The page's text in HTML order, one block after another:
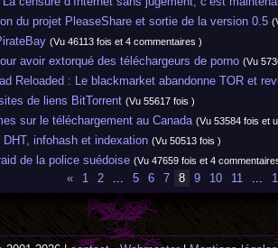
du projet PleaseShare et sortie de la version 0.5
(Vu 46113 fois et 4 commentaires )
avoir extorqué des téléchargeurs de porno (Vu
Reloaded : Le blackmarket abandonne TOR et
de liens BitTorrent (Vu 55617 fois )
sur le téléchargement au Canada (Vu 53584 fois et
infohash et indexation (Vu 50513 fois )
de la police suédoise (Vu 47659 fois et 4
« 1 2 ... 5 6 7 8 9 10 11 ...